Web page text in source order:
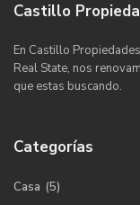
Castillo
En Castillo
Real State, nos
que estas buscando.
Categorías
Casa (5)